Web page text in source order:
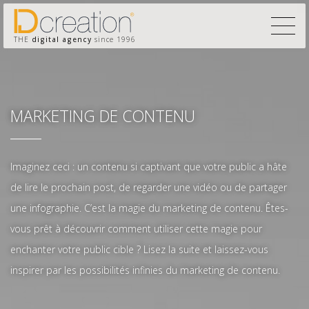
THE digital agency since 1996
MARKETING DE CONTENU
Imaginez ceci : un contenu si captivant que votre public a hâte
de lire le prochain post, de regarder une vidéo ou de partager
une infographie. C’est la magie du marketing de contenu. Êtes-
vous prêt à découvrir comment utiliser cette magie pour
enchanter votre public cible ? Lisez la suite et laissez-vous
inspirer par les possibilités infinies du marketing de contenu.